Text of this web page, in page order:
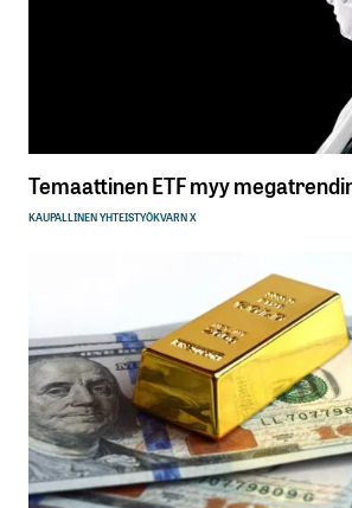
Temaattinen ETF myy
KAUPALLINEN YHTEISTYÖKVARN X